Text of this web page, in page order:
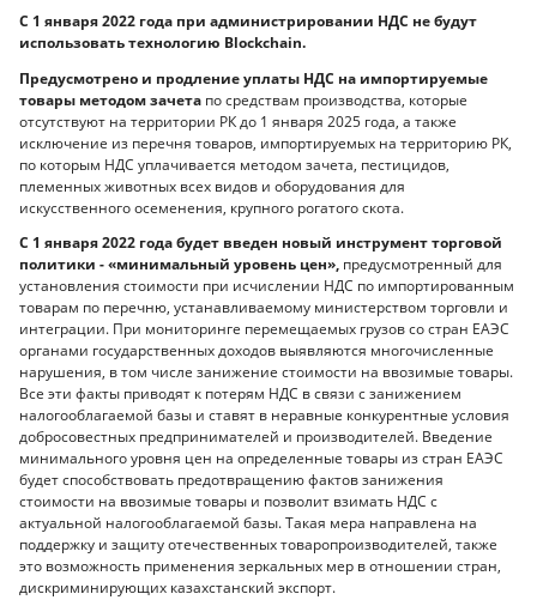
С 1 января 2022 года при администрировании НДС не будут
использовать технологию Blockchain.
Предусмотрено и продление уплаты НДС на импортируемые
товары методом зачета по средствам производства, которые
отсутствуют на территории РК до 1 января 2025 года, а также
исключение из перечня товаров, импортируемых на территорию РК,
по которым НДС уплачивается методом зачета, пестицидов,
племенных животных всех видов и оборудования для
искусственного осеменения, крупного рогатого скота.
С 1 января 2022 года будет введен новый инструмент торговой
политики - «минимальный уровень цен», предусмотренный для
установления стоимости при исчислении НДС по импортированным
товарам по перечню, устанавливаемому министерством торговли и
интеграции. При мониторинге перемещаемых грузов со стран ЕАЭС
органами государственных доходов выявляются многочисленные
нарушения, в том числе занижение стоимости на ввозимые товары.
Все эти факты приводят к потерям НДС в связи с занижением
налогооблагаемой базы и ставят в неравные конкурентные условия
добросовестных предпринимателей и производителей. Введение
минимального уровня цен на определенные товары из стран ЕАЭС
будет способствовать предотвращению фактов занижения
стоимости на ввозимые товары и позволит взимать НДС с
актуальной налогооблагаемой базы. Такая мера направлена на
поддержку и защиту отечественных товаропроизводителей, также
это возможность применения зеркальных мер в отношении стран,
дискриминирующих казахстанский экспорт.